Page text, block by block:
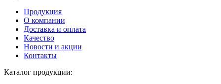
Продукция
О компании
Доставка и оплата
Качество
Новости и акции
Контакты
Каталог продукции: